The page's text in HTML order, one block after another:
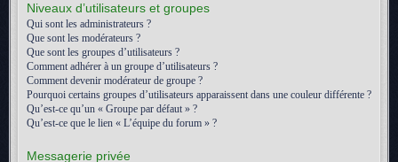
Niveaux d’utilisateurs et groupes
Qui sont les administrateurs ?
Que sont les modérateurs ?
Que sont les groupes d’utilisateurs ?
Comment adhérer à un groupe d’utilisateurs ?
Comment devenir modérateur de groupe ?
Pourquoi certains groupes d’utilisateurs apparaissent dans une couleur différente ?
Qu’est-ce qu’un « Groupe par défaut » ?
Qu’est-ce que le lien « L’équipe du forum » ?
Messagerie privée